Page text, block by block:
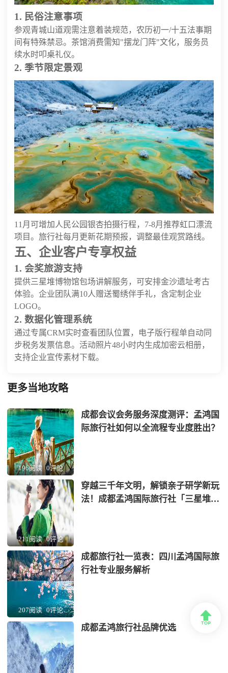
1. 民俗注意事项
参观青城山道观需注意着装规范，农历初一/十五法事期
间有特殊禁忌。茶馆消费需知"摆龙门阵"文化，服务员
续水时叩桌礼仪。
2. 季节限定景观
11月可增加人民公园银杏拍摄行程，7-8月推荐虹口漂流
项目。旅行社每月更新花期预报，调整最佳观赏路线。
五、企业客户专享权益
1. 会奖旅游支持
提供三星堆博物馆包场讲解服务，可安排金沙遗址考古
体验。企业团队满10人赠送蜀绣伴手礼，含定制企业
LOGO。
2. 数据化管理系统
通过专属CRM实时查看团队位置，电子版行程单自动同
步税务发票信息。活动照片48小时内生成加密云相册，
支持企业宣传素材下载。
更多当地攻略
196阅读 0评论
成都会议会务服务深度测评：孟鸿国
际旅行社如何以全流程专业度胜出？
211阅读 0评论
穿越三千年文明，解锁亲子研学新玩
法！成都孟鸿国际旅行社「三星堆
207阅读 0评论
成都旅行社一览表：四川孟鸿国际旅
行社专业服务解析
成都孟鸿旅行社品牌优选
